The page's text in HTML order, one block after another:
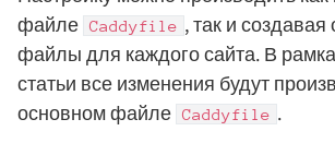
файле Caddyfile , так и
файлы для каждого сайта. В
статьи все изменения будут
основном файле Caddyfile .